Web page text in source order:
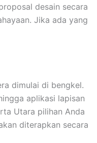
desain secara
Jika ada yang
dimulai di bengkel.
aplikasi lapisan
Utara pilihan Anda
diterapkan secara